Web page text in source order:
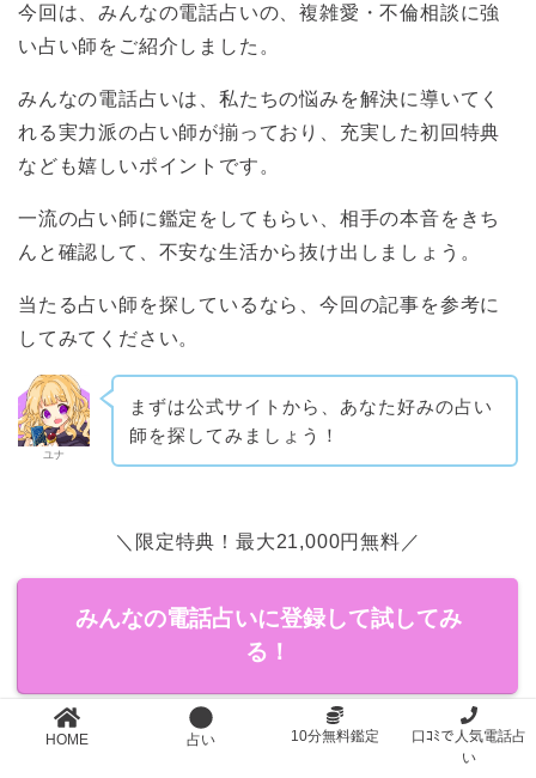
今回は、みんなの電話占いの、複雑愛・不倫相談に強
い占い師をご紹介しました。
みんなの電話占いは、私たちの悩みを解決に導いてく
れる実力派の占い師が揃っており、充実した初回特典
なども嬉しいポイントです。
一流の占い師に鑑定をしてもらい、相手の本音をきち
んと確認して、不安な生活から抜け出しましょう。
当たる占い師を探しているなら、今回の記事を参考に
してみてください。
ユナ
まずは公式サイトから、あなた好みの占い
師を探してみましょう！
＼限定特典！最大21,000円無料／
みんなの電話占いに登録して試してみ
る！
HOME 占い 10分無料鑑定
口ｺﾐで人気電話占
い